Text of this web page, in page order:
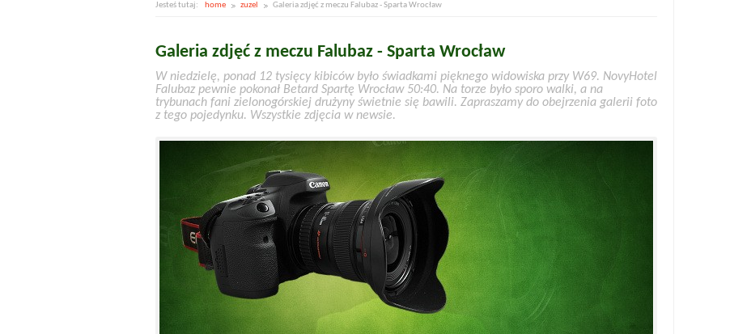
Jesteś tutaj: home zuzel Galeria zdjęć z meczu Falubaz - Sparta Wrocław
Galeria zdjęć z meczu Falubaz - Sparta Wrocław
W niedzielę, ponad 12 tysięcy kibiców było świadkami pięknego widowiska przy W69. NovyHotel
Falubaz pewnie pokonał Betard Spartę Wrocław 50:40. Na torze było sporo walki, a na
trybunach fani zielonogórskiej drużyny świetnie się bawili. Zapraszamy do obejrzenia galerii foto
z tego pojedynku. Wszystkie zdjęcia w newsie.